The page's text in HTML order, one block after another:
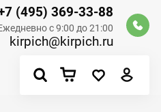
(495) 369-33-88
с 9:00 до 21:00
kirpich@kirpich.ru